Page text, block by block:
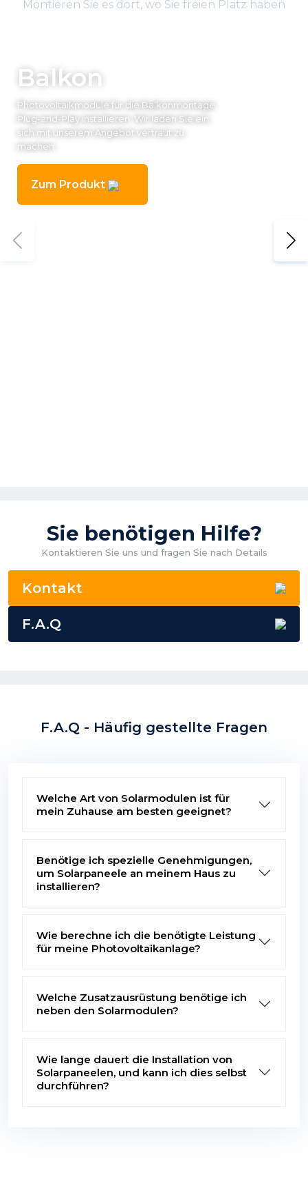
Montieren Sie es dort, wo Sie freien Platz haben
Balkon
Photovoltaikmodule für die Balkonmontage.
Plug-and-Play installieren. Wir laden Sie ein,
sich mit unserem Angebot vertraut zu
machen.
Zum Produkt
Sie benötigen Hilfe?
Kontaktieren Sie uns und fragen Sie nach Details
Kontakt
F.A.Q
F.A.Q - Häufig gestellte Fragen
Welche Art von Solarmodulen ist für
mein Zuhause am besten geeignet?
Benötige ich spezielle Genehmigungen,
um Solarpaneele an meinem Haus zu
installieren?
Wie berechne ich die benötigte Leistung
für meine Photovoltaikanlage?
Welche Zusatzausrüstung benötige ich
neben den Solarmodulen?
Wie lange dauert die Installation von
Solarpaneelen, und kann ich dies selbst
durchführen?